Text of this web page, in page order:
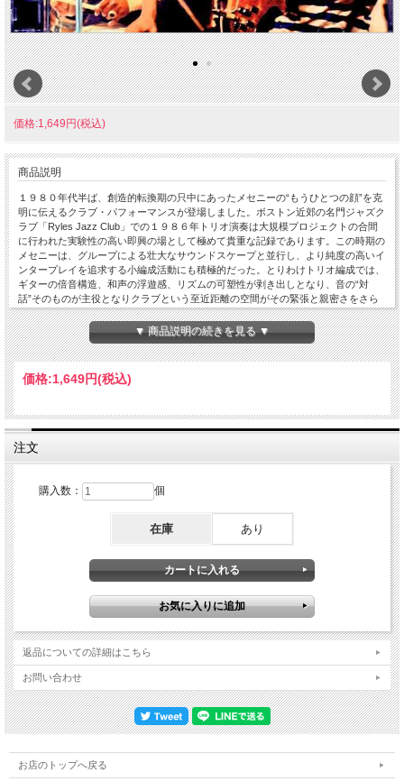
価格:1,649円(税込)
商品説明
１９８０年代半ば、創造的転換期の只中にあったメセニーの“もうひとつの顔”を克
明に伝えるクラブ・パフォーマンスが登場しました。ボストン近郊の名門ジャズク
ラブ「Ryles Jazz Club」での１９８６年トリオ演奏は大規模プロジェクトの合間
に行われた実験性の高い即興の場として極めて貴重な記録であります。この時期の
メセニーは、グループによる壮大なサウンドスケープと並行し、より純度の高いイ
ンタープレイを追求する小編成活動にも積極的だった。とりわけトリオ編成では、
ギターの倍音構造、和声の浮遊感、リズムの可塑性が剥き出しとなり、音の“対
話”そのものが主役となりクラブという至近距離の空間がその緊張と親密さをさら
に増幅して臨場感ある音像を確認出来ます。メセニーのキャリアの中でも記録が限
られるヴィトウスとの共演、そして親密なクラブ・セッティング。この二つの条件
が重なった本音源は、80年代メセニーの創造的ピークを別角度から照射する、コレ
クター必携の重要ライブと言えるだろう。Live At Ryles Jazz Club, Cambridge, MA
January 26th, 1986 Disc 1 1.All Night Long 2.Solar 3.Insensatez (How Insensitive)
Disc 2 1.Emergence Of The Spirit 2.Sirabhorn 3.The Good Life 4.Trigonometry Pat
▼ 商品説明の続きを見る ▼
価格:1,649円(税込)
注文
購入数： 個
在庫 あり
返品についての詳細はこちら
お問い合わせ
お店のトップへ戻る